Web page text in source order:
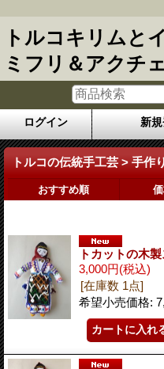
トルコキリムと
ミフリ＆アクチェ
ログイン 新
トルコの伝統手工芸 > 手作
おすすめ順
トカットの木
3,000円(税込)
[在庫数 1点]
希望小売価格: